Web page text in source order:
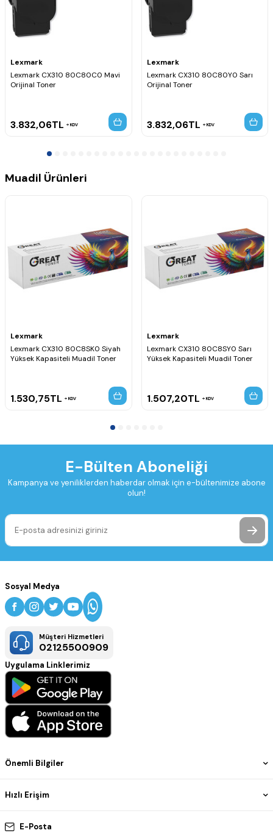
Lexmark
Lexmark CX310 80C80C0 Mavi
Orijinal Toner
3.832,06TL KDV
Lexmark
Lexmark CX310 80C80Y0 Sarı
Orijinal Toner
3.832,06TL KDV
Muadil Ürünleri
Lexmark
Lexmark CX310 80C8SK0 Siyah
Yüksek Kapasiteli Muadil Toner
1.530,75TL KDV
Lexmark
Lexmark CX310 80C8SY0 Sarı
Yüksek Kapasiteli Muadil Toner
1.507,20TL KDV
E-Bülten Aboneliği
Kampanya ve yeniliklerden haberdar olmak için e-bültenimize abone
olun!
E-Posta
Önemli Bilgiler
Hızlı Erişim
Sosyal Medya
Müşteri Hizmetleri
02125500909
Uygulama Linklerimiz